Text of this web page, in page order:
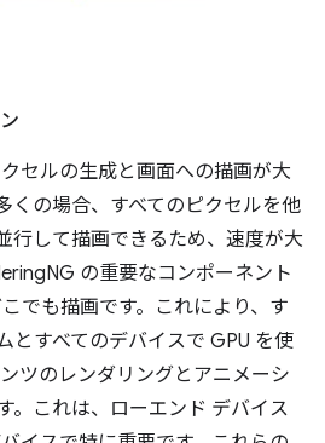
セルの生成と画面への描画が大
くの場合、すべてのピクセルを他
行して描画できるため、速度が大
の重要なコンポーネント
でも描画です。これにより、す
とすべてのデバイスで GPU を使
ツのレンダリングとアニメーシ
。これは、ローエンド デバイス